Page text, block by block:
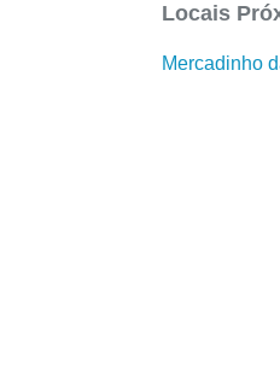
Locais
Mercadinho